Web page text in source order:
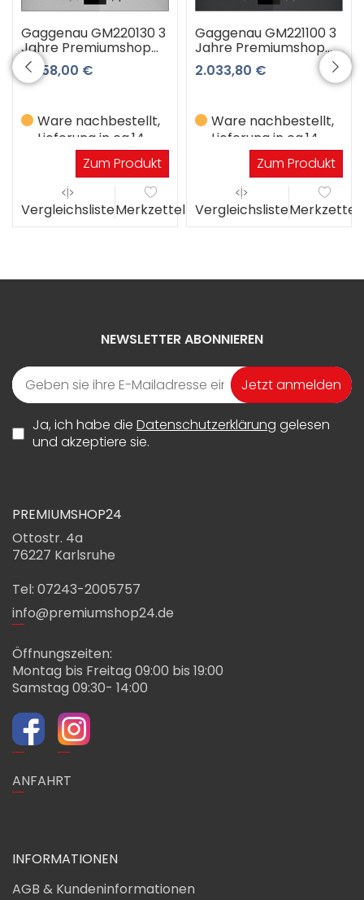
Gaggenau GM220130 3
Jahre Premiumshop
Garantie
2.058,00 €
Ware nachbestellt,
Lieferung in ca.14
WerktagenZum Produkt
VergleichslisteMerkzettel
Gaggenau GM221100 3
Jahre Premiumshop
Garantie
2.033,80 €
Ware nachbestellt,
Lieferung in ca.14
WerktagenZum Produkt
VergleichslisteMerkzettel
NEWSLETTER ABONNIEREN
Jetzt anmelden
Ja, ich habe die Datenschutzerklärung gelesen
und akzeptiere sie.
PREMIUMSHOP24
Ottostr. 4a
76227 Karlsruhe
Tel: 07243-2005757
info@premiumshop24.de
Öffnungszeiten:
Montag bis Freitag 09:00 bis 19:00
Samstag 09:30- 14:00
ANFAHRT
INFORMATIONEN
AGB & Kundeninformationen